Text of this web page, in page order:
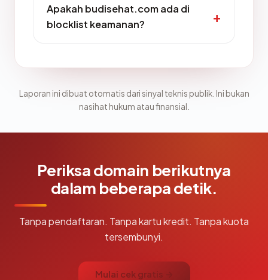
Apakah budisehat.com ada di
blocklist keamanan?
Laporan ini dibuat otomatis dari sinyal teknis publik. Ini bukan
nasihat hukum atau finansial.
Periksa domain berikutnya
dalam beberapa detik.
Tanpa pendaftaran. Tanpa kartu kredit. Tanpa kuota
tersembunyi.
Mulai cek gratis →